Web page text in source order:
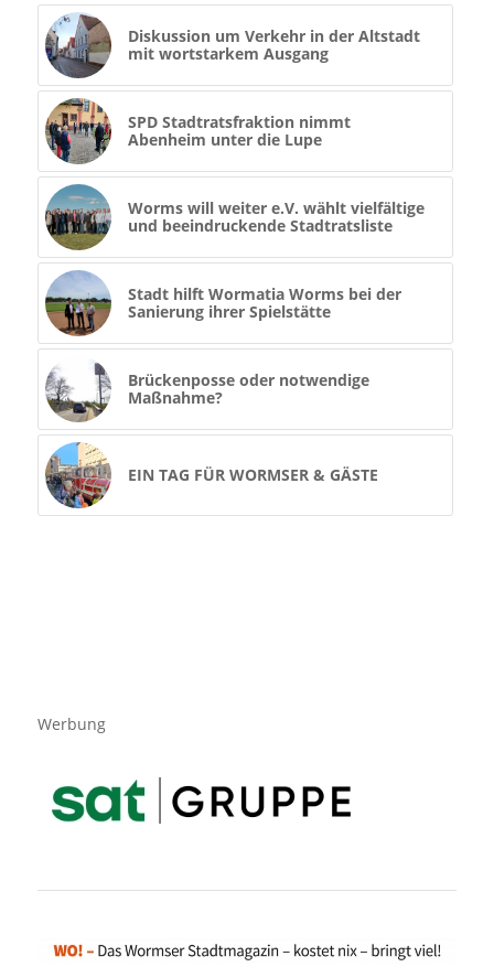
Diskussion um Verkehr in der Altstadt
mit wortstarkem Ausgang
SPD Stadtratsfraktion nimmt
Abenheim unter die Lupe
Worms will weiter e.V. wählt vielfältige
und beeindruckende Stadtratsliste
Stadt hilft Wormatia Worms bei der
Sanierung ihrer Spielstätte
Brückenposse oder notwendige
Maßnahme?
EIN TAG FÜR WORMSER & GÄSTE
Werbung